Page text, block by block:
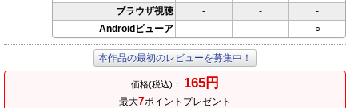
ブラウザ視聴
- -
-
Androidビューア
- - ○
本作品の最初のレビューを募集中！
価格(税込)： 165円
最大7ポイントプレゼント